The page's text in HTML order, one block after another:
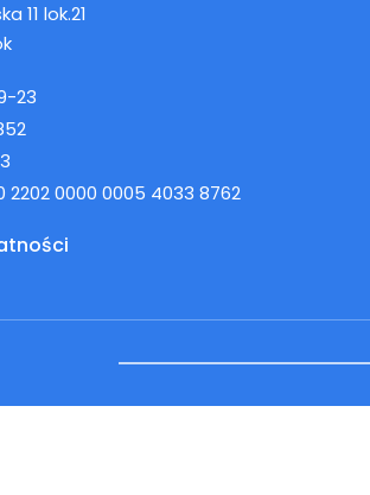
11 lok.21
23
2202 0000 0005 4033 8762